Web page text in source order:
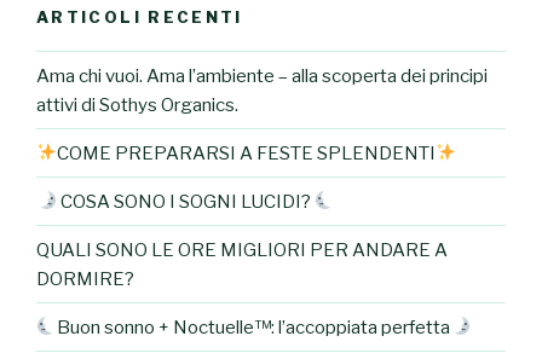
ARTICOLI RECENTI
Ama chi vuoi. Ama l’ambiente – alla scoperta dei principi
attivi di Sothys Organics.
COME PREPARARSI A FESTE SPLENDENTI
COSA SONO I SOGNI LUCIDI?
QUALI SONO LE ORE MIGLIORI PER ANDARE A
DORMIRE?
Buon sonno + Noctuelle™: l’accoppiata perfetta